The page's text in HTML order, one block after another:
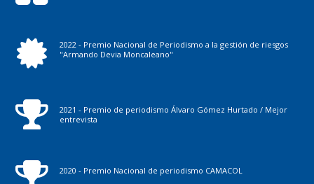
2022 - Premio Nacional de Periodismo a la gestión de riesgos
"Armando Devia Moncaleano"
2021 - Premio de periodismo Álvaro Gómez Hurtado / Mejor
entrevista
2020 - Premio Nacional de periodismo CAMACOL